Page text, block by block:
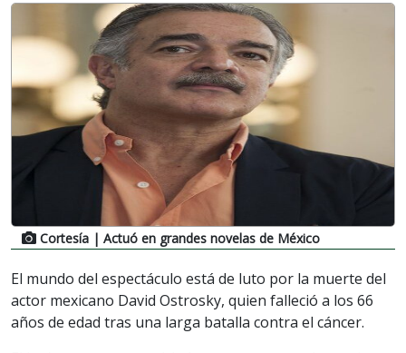
Cortesía | Actuó en grandes novelas de México
El mundo del espectáculo está de luto por la muerte del
actor mexicano David Ostrosky, quien falleció a los 66
años de edad tras una larga batalla contra el cáncer.